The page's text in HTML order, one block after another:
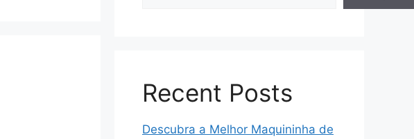
Recent Posts
Descubra a Melhor Maquininha de